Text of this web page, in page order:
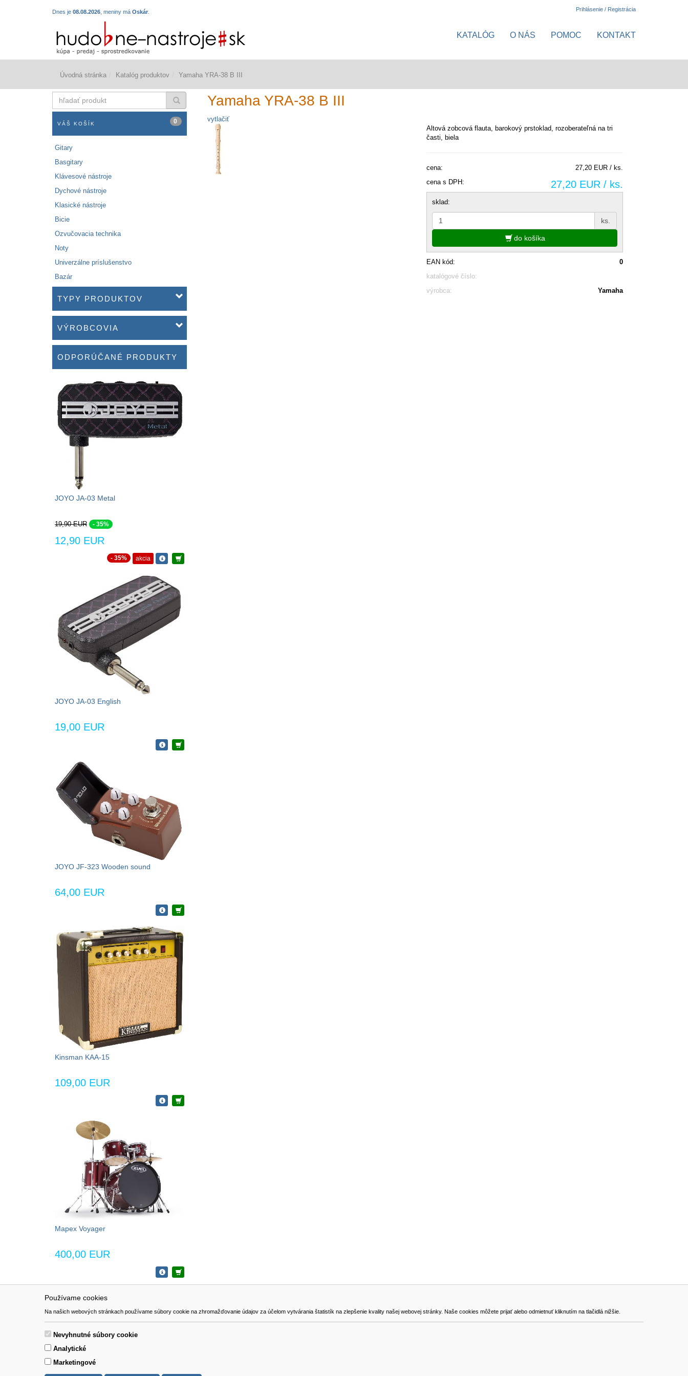
Používame cookies
Na našich webových stránkach používame súbory cookie na zhromažďovanie údajov za účelom vytvárania štatistík na zlepšenie kvality našej webovej stránky. Naše cookies môžete prijať alebo odmietnuť kliknutím na tlačidlá nižšie.
Nevyhnutné súbory cookie
Analytické
Marketingové
Dnes je 08.08.2026 , meniny má Oskár Prihlásenie / Registrácia
KATALÓG O NÁS POMOC KONTAKT
Úvodná stránka Katalóg produktov Yamaha YRA-38 B III
produkt
VÁŠ KOŠÍK 0
Gitary
Basgitary
Klávesové nástroje
Dychové nástroje
Klasické nástroje
Bicie
Ozvučovacia technika
Noty
Univerzálne príslušenstvo
Bazár
TYPY PRODUKTOV
VÝROBCOVIA
ODPORÚČANÉ PRODUKTY
JOYO JA-03 Metal
19,90 EUR - 35%
12,90 EUR
- 35% akcia
JOYO JA-03 English
19,00 EUR
JOYO JF-323 Wooden sound
64,00 EUR
Kinsman KAA-15
109,00 EUR
Mapex Voyager
400,00 EUR
Yamaha YRA-38 B III
vytlačiť
Altová zobcová flauta, barokový prstoklad, rozoberateľná na tri
časti, biela
cena:
27,20 EUR / ks.
cena s DPH:
27,20 EUR / ks.
sklad:
ks.
do košíka
EAN kód:
0
katalógové číslo:
výrobca:
Yamaha
Pomoc
Kontakt